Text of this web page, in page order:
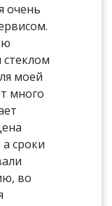
очень
моей
много
сроки
во